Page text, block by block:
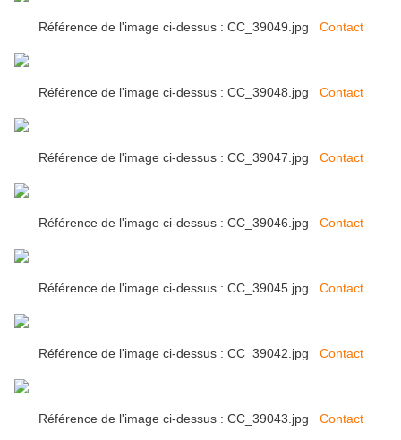
Référence de l'image ci-dessus : CC_39049.jpg Contact
Référence de l'image ci-dessus : CC_39048.jpg Contact
Référence de l'image ci-dessus : CC_39047.jpg Contact
Référence de l'image ci-dessus : CC_39046.jpg Contact
Référence de l'image ci-dessus : CC_39045.jpg Contact
Référence de l'image ci-dessus : CC_39042.jpg Contact
Référence de l'image ci-dessus : CC_39043.jpg Contact